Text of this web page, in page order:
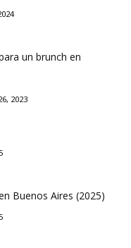
un brunch en
2023
Buenos Aires (2025)